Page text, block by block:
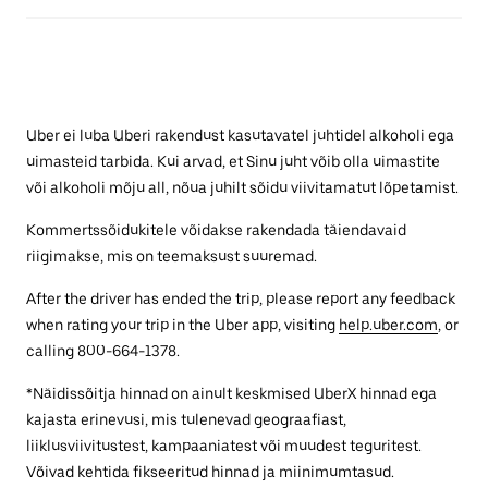
Uber ei luba Uberi rakendust kasutavatel juhtidel alkoholi ega
uimasteid tarbida. Kui arvad, et Sinu juht võib olla uimastite
või alkoholi mõju all, nõua juhilt sõidu viivitamatut lõpetamist.
Kommertssõidukitele võidakse rakendada täiendavaid
riigimakse, mis on teemaksust suuremad.
After the driver has ended the trip, please report any feedback
when rating your trip in the Uber app, visiting help.uber.com, or
calling 800-664-1378.
*Näidissõitja hinnad on ainult keskmised UberX hinnad ega
kajasta erinevusi, mis tulenevad geograafiast,
liiklusviivitustest, kampaaniatest või muudest teguritest.
Võivad kehtida fikseeritud hinnad ja miinimumtasud.